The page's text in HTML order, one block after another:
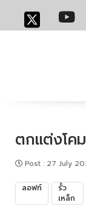
ตกแต่งโค
Post : 27 July
ลอฟท์
รั้ว
เหล็ก